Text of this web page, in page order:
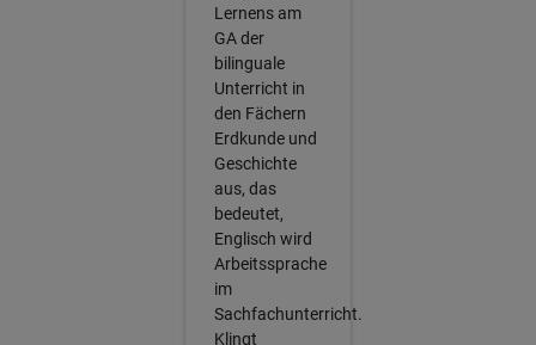
Lernens am
GA der
bilinguale
Unterricht in
den Fächern
Erdkunde und
Geschichte
aus, das
bedeutet,
Englisch wird
Arbeitssprache
im
Sachfachunterricht.
Klingt